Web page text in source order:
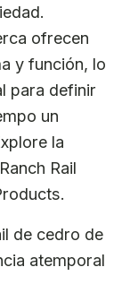
ofrecen
y función, lo
para definir
un
la
Rail
de cedro de
atemporal